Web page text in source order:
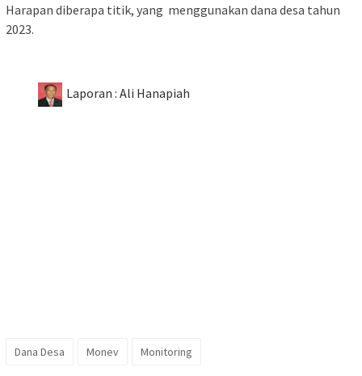
Harapan diberapa titik, yang menggunakan dana desa tahun
2023.
Laporan : Ali Hanapiah
Dana Desa Monev Monitoring